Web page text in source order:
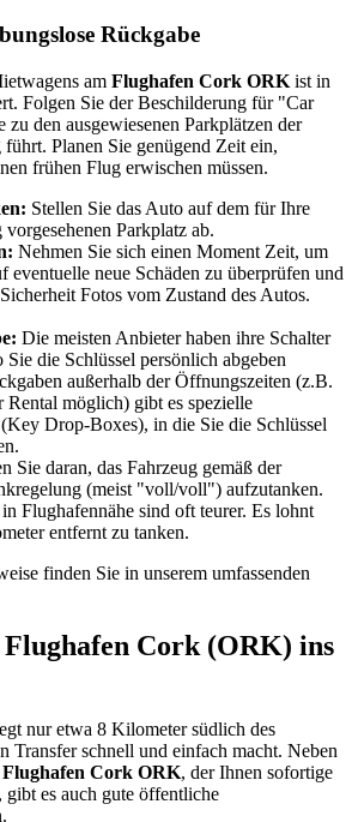
Rückgabe
am Flughafen Cork ORK ist in
Folgen Sie der Beschilderung für "Car
den ausgewiesenen Parkplätzen der
Planen Sie genügend Zeit ein,
frühen Flug erwischen müssen.
Stellen Sie das Auto auf dem für Ihre
Parkplatz ab.
Nehmen Sie sich einen Moment Zeit, um
eventuelle neue Schäden zu überprüfen und
Fotos vom Zustand des Autos.
Die meisten Anbieter haben ihre Schalter
die Schlüssel persönlich abgeben
außerhalb der Öffnungszeiten (z.B.
Rental möglich) gibt es spezielle
Drop-Boxes), in die Sie die Schlüssel
Sie daran, das Fahrzeug gemäß der
(meist "voll/voll") aufzutanken.
Flughafennähe sind oft teurer. Es lohnt
entfernt zu tanken.
finden Sie in unserem umfassenden
Cork (ORK) ins
nur etwa 8 Kilometer südlich des
Transfer schnell und einfach macht. Neben
Cork ORK, der Ihnen sofortige
es auch gute öffentliche